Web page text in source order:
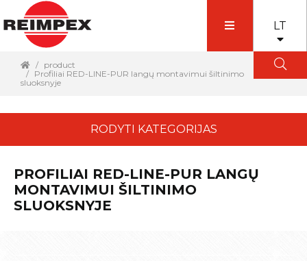
LT
product
Profiliai RED-LINE-PUR langų montavimui šiltinimo
sluoksnyje
RODYTI KATEGORIJAS
PROFILIAI RED-LINE-PUR LANGŲ
MONTAVIMUI ŠILTINIMO
SLUOKSNYJE